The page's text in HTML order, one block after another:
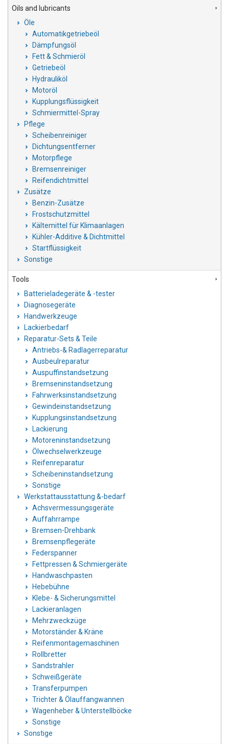
Oils and lubricants
Öle
Automatikgetriebeöl
Dämpfungsöl
Fett & Schmieröl
Getriebeöl
Hydrauliköl
Motoröl
Kupplungsflüssigkeit
Schmiermittel-Spray
Pflege
Scheibenreiniger
Dichtungsentferner
Motorpflege
Bremsenreiniger
Reifendichtmittel
Zusätze
Benzin-Zusätze
Frostschutzmittel
Kältemittel für Klimaanlagen
Kühler-Additive & Dichtmittel
Startflüssigkeit
Sonstige
Tools
Batterieladegeräte & -tester
Diagnosegeräte
Handwerkzeuge
Lackierbedarf
Reparatur-Sets & Teile
Antriebs-& Radlagerreparatur
Ausbeulreparatur
Auspuffinstandsetzung
Bremseninstandsetzung
Fahrwerksinstandsetzung
Gewindeinstandsetzung
Kupplungsinstandsetzung
Lackierung
Motoreninstandsetzung
Ölwechselwerkzeuge
Reifenreparatur
Scheibeninstandsetzung
Sonstige
Werkstattausstattung &-bedarf
Achsvermessungsgeräte
Auffahrrampe
Bremsen-Drehbank
Bremsenpflegeräte
Federspanner
Fettpressen & Schmiergeräte
Handwaschpasten
Hebebühne
Klebe- & Sicherungsmittel
Lackieranlagen
Mehrzweckzüge
Motorständer & Kräne
Reifenmontagemaschinen
Rollbretter
Sandstrahler
Schweißgeräte
Transferpumpen
Trichter & Ölauffangwannen
Wagenheber & Unterstellböcke
Sonstige
Sonstige